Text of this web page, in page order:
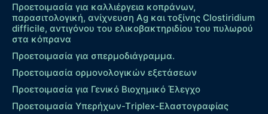
Προετοιμασία για καλλιέργεια κοπράνων,
παρασιτολογική, ανίχνευση Ag και τοξίνης Clostiridium
difficile, αντιγόνου του ελικοβακτηριδίου του πυλωρού
στα κόπρανα
Προετοιμασία για σπερμοδιάγραμμα.
Προετοιμασία ορμονολογικών εξετάσεων
Προετοιμασία για Γενικό Βιοχημικό Έλεγχο
Προετοιμασία Υπερήχων-Τriplex-Ελαστογραφίας